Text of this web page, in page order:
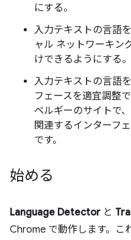
にする。
入力テキストの言語
ャル ネットワーキン
けできるようにする。
入力テキストの言語
フェースを適宜調整
ベルギーのサイトで
関連するインターフ
です。
始める
Language Detector と
Chrome で動作します。こ